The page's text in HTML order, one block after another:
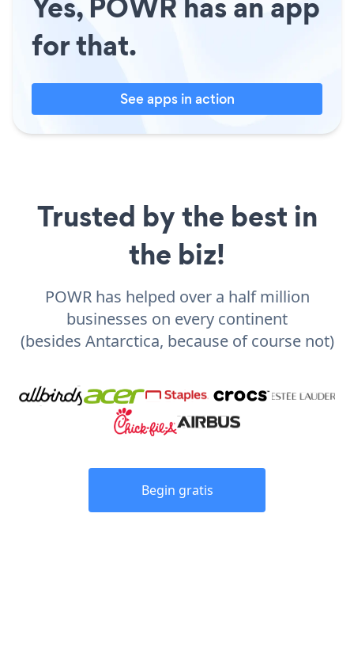
for that.
See apps in action
Trusted by the best in
the biz!
POWR has helped over a half million
businesses on every continent
(besides Antarctica, because of course not)
Begin gratis